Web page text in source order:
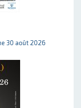
30 août 2026